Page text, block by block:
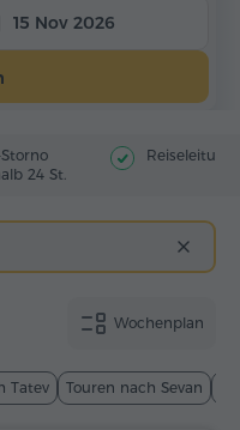
15 Nov 2026
24 St.
Reiseleitung
Wochenplan
Tatev Touren nach Sevan